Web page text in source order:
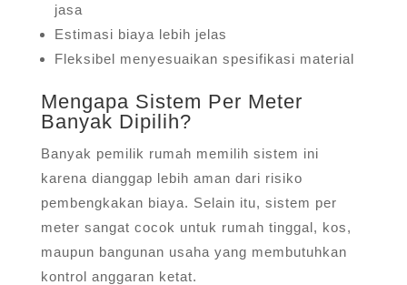
jasa
Estimasi biaya lebih jelas
Fleksibel menyesuaikan spesifikasi material
Mengapa Sistem Per Meter
Banyak Dipilih?
Banyak pemilik rumah memilih sistem ini
karena dianggap lebih aman dari risiko
pembengkakan biaya. Selain itu, sistem per
meter sangat cocok untuk rumah tinggal, kos,
maupun bangunan usaha yang membutuhkan
kontrol anggaran ketat.